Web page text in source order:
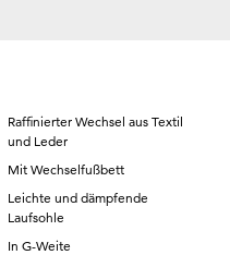
Raffinierter Wechsel aus Textil
und Leder
Mit Wechselfußbett
Leichte und dämpfende
Laufsohle
In G-Weite